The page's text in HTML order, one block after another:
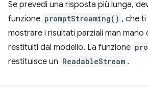
Se prevedi una risposta più lunga,
funzione promptStreaming() , che
mostrare i risultati parziali man mano
restituiti dal modello. La funzione
restituisce un ReadableStream .